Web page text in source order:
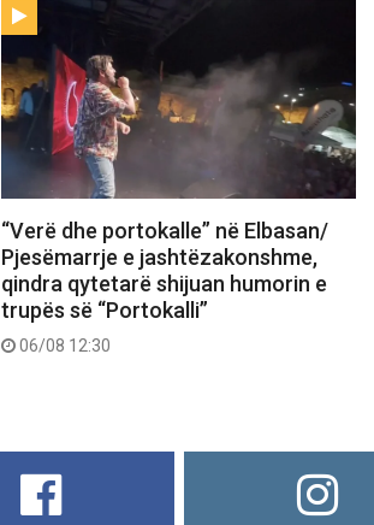
“Verë dhe portokalle” në Elbasan/
Pjesëmarrje e jashtëzakonshme,
qindra qytetarë shijuan humorin e
trupës së “Portokalli”
06/08 12:30